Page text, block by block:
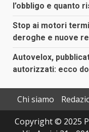
l’obbligo e quanto
Stop ai motori
deroghe e nuove
Autovelox,
autorizzati: ecco
Chi siamo
Copyright © 2025